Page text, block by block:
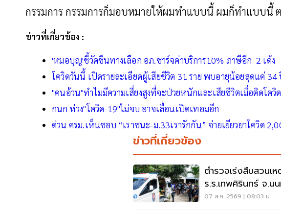
กรรมการ กรรมการก็มอบหมายให้ผมทำแบบนี้ ผมก็ทำแบบนี้ ต
ข่าวที่เกี่ยวข้อง :
'หมอบุญ'ชี้วัคซีนทางเลือก อภ.ชาร์จค่าบริการ10% ภาษีอีก 2 เด้ง
โควิดวันนี้ เปิดรายละเอียดผู้เสียชีวิต 31 ราย พบอายุน้อยสุดแค่ 34
"คนอ้วน"ทำไมมีความเสี่ยงสูงที่จะป่วยหนักและเสียชีวิตเมื่อติดโควิ
กนก ห่วง"โควิด-19"ไม่จบ อาจเลื่อนเปิดเทอมอีก
ด่วน ครม.เห็นชอบ “เราชนะ-ม.33เรารักกัน” จ่ายเยียวยาโควิด
ข่าวที่เกี่ยวข้อง
ตำรวจเร่งสืบสวนเ
ร.ร.เทพศิรินทร์ จ.น
07 ส.ค. 2569 | 08:03 น.